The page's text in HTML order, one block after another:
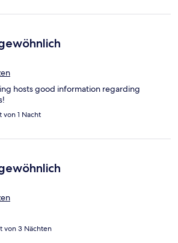
hosts good information regarding
von 1 Nacht
von 3 Nächten